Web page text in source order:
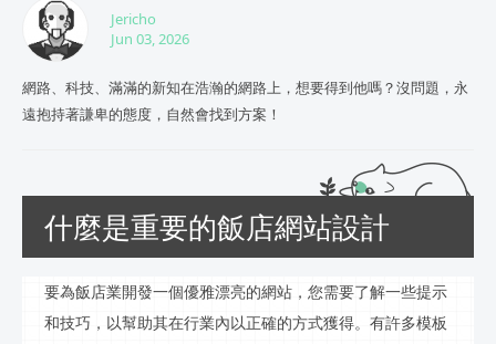
Jericho
Jun 03, 2026
網路、科技、滿滿的新知在浩瀚的網路上，想要得到他嗎？沒問題，永
遠抱持著謙卑的態度，自然會找到方案！
什麼是重要的飯店網站設計
要為飯店業開發一個優雅漂亮的網站，您需要了解一些提示
和技巧，以幫助其在行業內以正確的方式獲得。有許多模板